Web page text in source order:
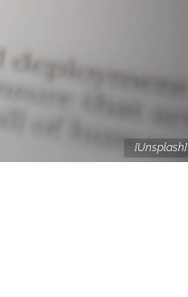
[Unsplash]